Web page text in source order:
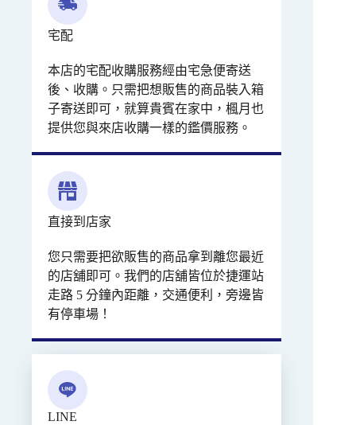
宅配
本店的宅配收購服務經由宅急便寄送
後、收購。只需把想販售的商品裝入箱
子寄送即可，就算貴賓在家中，楓月也
提供您與來店收購一樣的鑑價服務。
直接到店家
您只需要把欲販售的商品拿到離您最近
的店舖即可。我們的店舖皆位於捷運站
走路 5 分鐘內距離，交通便利，旁邊皆
有停車場！
LINE